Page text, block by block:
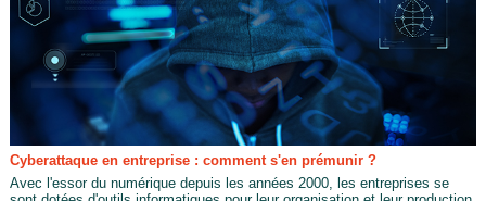
Cyberattaque en entreprise : comment s'en prémunir ?
Avec l'essor du numérique depuis les années 2000, les entreprises se